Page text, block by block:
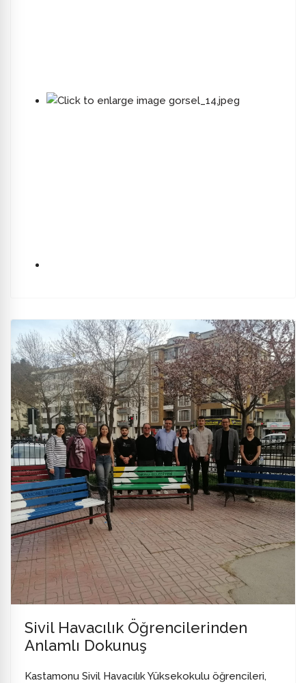
Sivil Havacılık Öğrencilerinden
Anlamlı Dokunuş
Kastamonu Sivil Havacılık Yüksekokulu öğrencileri,